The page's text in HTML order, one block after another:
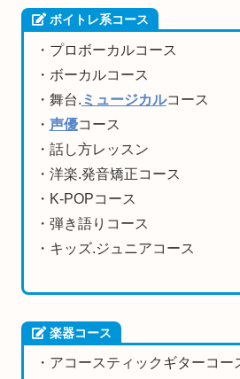
ボイトレ系コース
・プロボーカルコース
・ボーカルコース
・舞台. ミュージカルコース
・ 声優コース
・話し方レッスン
・洋楽.発音矯正コース
・K-POPコース
・弾き語りコース
・キッズ.ジュニアコース
楽器コース
・アコースティックギターコー